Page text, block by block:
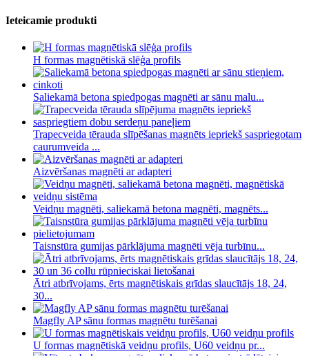
Ieteicamie produkti
H formas magnētiskā slēģa profils
Saliekamā betona spiedpogas magnēti ar sānu malu...
Trapecveida tērauda slīpēšanas magnēts iepriekš saspriegotam
caurumveida ...
Aizvēršanas magnēti ar adapteri
Veidņu magnēti, saliekamā betona magnēti, magnēts...
Taisnstūra gumijas pārklājuma magnēti vēja turbīnu...
Ātri atbrīvojams, ērts magnētiskais grīdas slaucītājs 18, 24,
30...
Magfly AP sānu formas magnētu turēšanai
U formas magnētiskā veidņu profils, U60 veidņu pr...